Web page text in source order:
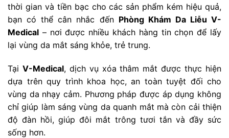
thời gian và tiền bạc cho các sản phẩm kém hiệu quả,
bạn có thể cân nhắc đến Phòng Khám Da Liễu V-
Medical – nơi được nhiều khách hàng tin chọn để lấy
lại vùng da mắt sáng khỏe, trẻ trung.
Tại V-Medical, dịch vụ xóa thâm mắt được thực hiện
dựa trên quy trình khoa học, an toàn tuyệt đối cho
vùng da nhạy cảm. Phương pháp được áp dụng không
chỉ giúp làm sáng vùng da quanh mắt mà còn cải thiện
độ đàn hồi, giúp đôi mắt trông tươi tắn và đầy sức
sống hơn.